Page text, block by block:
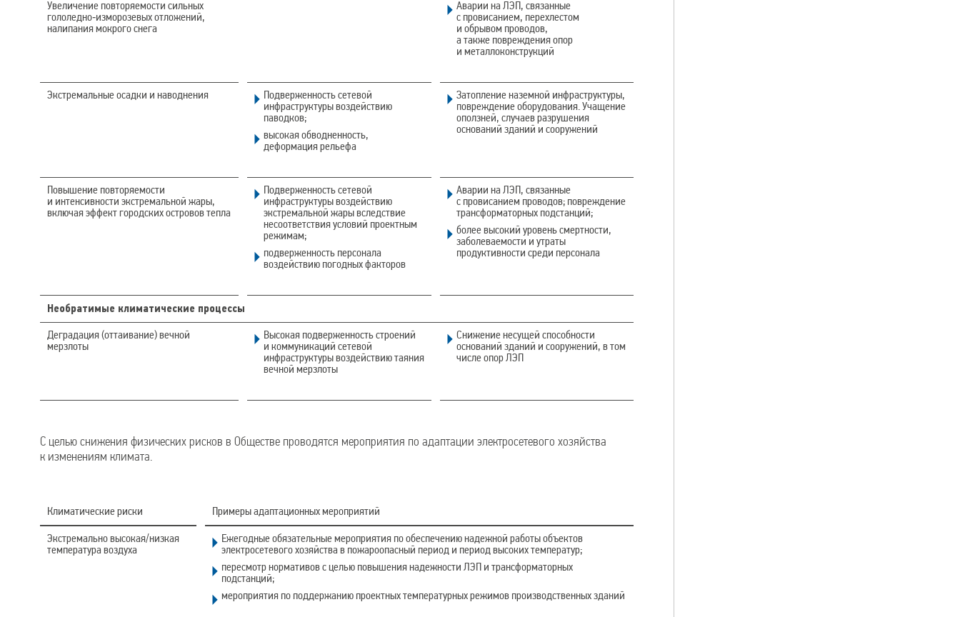
Увеличение повторяемости сильных
гололедно‑изморозевых отложений,
налипания мокрого снега
Аварии на ЛЭП, связанные
с провисанием, перехлестом
и обрывом проводов,
а также повреждения опор
и металлоконструкций
Экстремальные осадки и наводнения
Подверженность сетевой
инфраструктуры воздействию
паводков;
высокая обводненность,
деформация рельефа
Затопление наземной инфраструктуры,
повреждение оборудования. Учащение
оползней, случаев разрушения
оснований зданий и сооружений
Повышение повторяемости
и интенсивности экстремальной жары,
включая эффект городских островов тепла
Подверженность сетевой
инфраструктуры воздействию
экстремальной жары вследствие
несоответствия условий проектным
режимам;
подверженность персонала
воздействию погодных факторов
Аварии на ЛЭП, связанные
с провисанием проводов; повреждение
трансформаторных подстанций;
более высокий уровень смертности,
заболеваемости и утраты
продуктивности среди персонала
Необратимые климатические процессы
Деградация (оттаивание) вечной
мерзлоты
Высокая подверженность строений
и коммуникаций сетевой
инфраструктуры воздействию таяния
вечной мерзлоты
Снижение несущей способности
оснований зданий и сооружений, в том
числе опор ЛЭП
С целью снижения физических рисков в Обществе проводятся мероприятия по адаптации электросетевого хозяйства
к изменениям климата.
Климатические риски Примеры адаптационных мероприятий
Экстремально высокая/низкая
температура воздуха
Ежегодные обязательные мероприятия по обеспечению надежной работы объектов
электросетевого хозяйства в пожароопасный период и период высоких температур;
пересмотр нормативов с целью повышения надежности ЛЭП и трансформаторных
подстанций;
мероприятия по поддержанию проектных температурных режимов производственных зданий